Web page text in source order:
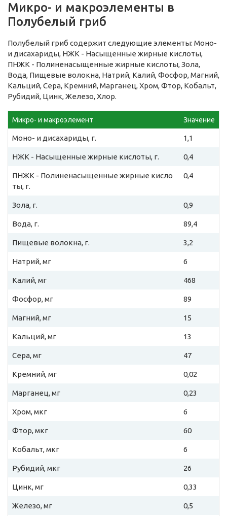
Микро- и макроэлементы в
Полубелый гриб
Полубелый гриб содержит следующие элементы: Моно-
и дисахариды, НЖК - Насыщенные жирные кислоты,
ПНЖК - Полиненасыщенные жирные кислоты, Зола,
Вода, Пищевые волокна, Натрий, Калий, Фосфор, Магний,
Кальций, Сера, Кремний, Марганец, Хром, Фтор, Кобальт,
Рубидий, Цинк, Железо, Хлор.
Микро- и макроэлемент Значение
Моно- и дисахариды, г. 1,1
НЖК - Насыщенные жирные кислоты, г. 0,4
ПНЖК - Полиненасыщенные жирные кисло
ты, г.
0,4
Зола, г. 0,9
Вода, г. 89,4
Пищевые волокна, г. 3,2
Натрий, мг 6
Калий, мг 468
Фосфор, мг 89
Магний, мг 15
Кальций, мг 13
Сера, мг 47
Кремний, мг 0,02
Марганец, мг 0,23
Хром, мкг 6
Фтор, мкг 60
Кобальт, мкг 6
Рубидий, мкг 26
Цинк, мг 0,33
Железо, мг 0,5